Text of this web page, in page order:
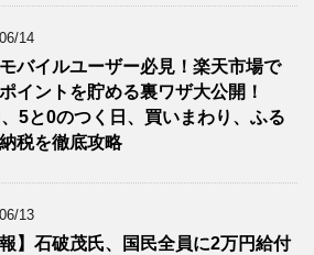
14
バイルユーザー必見！楽天市場で
イントを貯める裏ワザ大公開！
5と0のつく日、買いまわり、ふる
税を徹底攻略
13
報】石破茂氏、国民全員に2万円給付